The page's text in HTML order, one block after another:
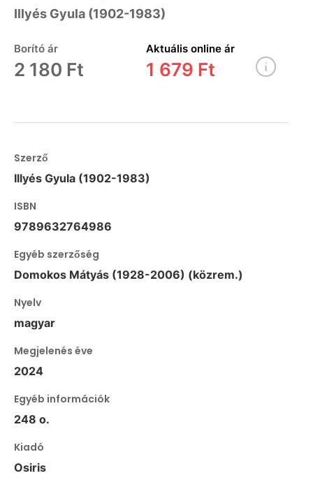
Illyés Gyula (1902-1983)
Borító ár
2 180 Ft
Aktuális online ár
1 679 Ft
Szerző
Illyés Gyula (1902-1983)
ISBN
9789632764986
Egyéb szerzőség
Domokos Mátyás (1928-2006) (közrem.)
Nyelv
magyar
Megjelenés éve
2024
Egyéb információk
248 o.
Kiadó
Osiris